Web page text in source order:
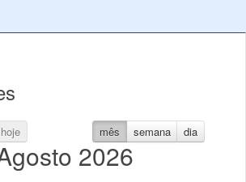
hoje mês semana dia
2026